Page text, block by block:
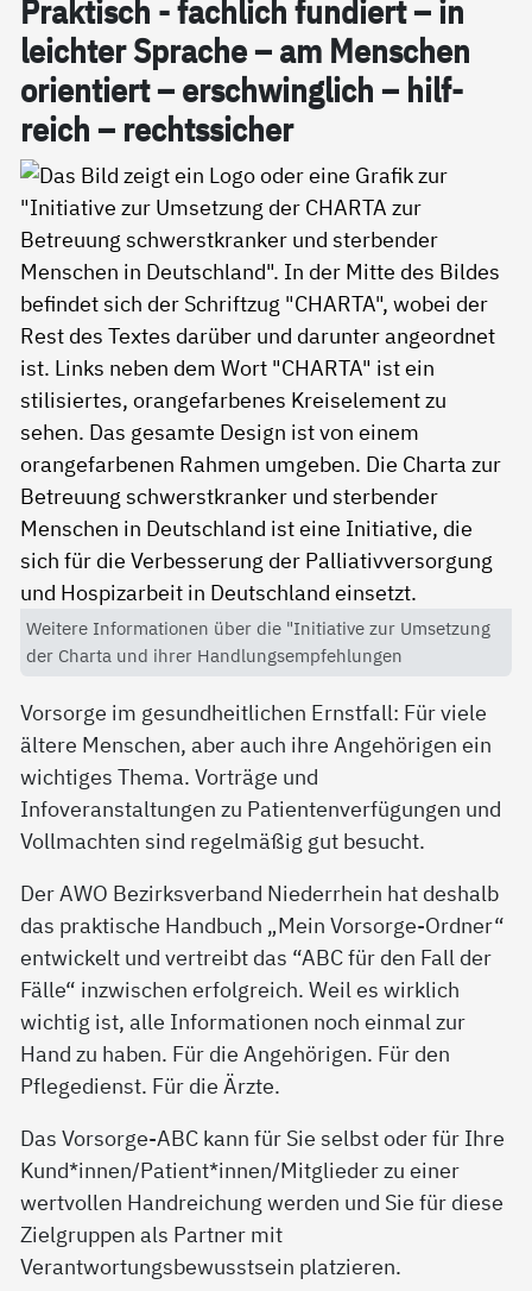
Prak­tisch - fach­lich fun­diert – in
leich­ter Spra­che – am Men­schen
ori­en­tiert – er­schwing­lich – hil­f­
reich – rechts­si­cher
Weitere Informationen über die "Initiative zur Umsetzung
der Charta und ihrer Handlungsempfehlungen
Vorsorge im gesundheitlichen Ernstfall: Für viele
ältere Menschen, aber auch ihre Angehörigen ein
wichtiges Thema. Vorträge und
Infoveranstaltungen zu Patientenverfügungen und
Vollmachten sind regelmäßig gut besucht.
Der AWO Bezirksverband Niederrhein hat deshalb
das praktische Handbuch „Mein Vorsorge-Ordner“
entwickelt und vertreibt das “ABC für den Fall der
Fälle“ inzwischen erfolgreich. Weil es wirklich
wichtig ist, alle Informationen noch einmal zur
Hand zu haben. Für die Angehörigen. Für den
Pflegedienst. Für die Ärzte.
Das Vorsorge-ABC kann für Sie selbst oder für Ihre
Kund*innen/Patient*innen/Mitglieder zu einer
wertvollen Handreichung werden und Sie für diese
Zielgruppen als Partner mit
Verantwortungsbewusstsein platzieren.